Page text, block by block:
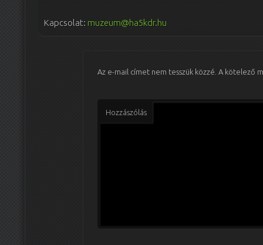
Kapcsolat: muzeum@ha5kdr.hu
Az e-mail címet nem tesszük közzé. A kötelező
Hozzászólás